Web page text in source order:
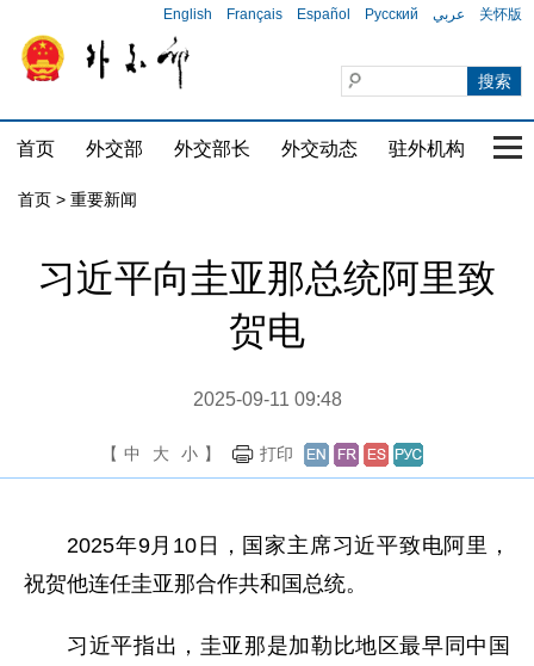
English Français Español Русский عربي 关怀版
首页 外交部 外交部长 外交动态 驻外机构 国
首页 > 重要新闻
习近平向圭亚那总统阿里致
贺电
2025-09-11 09:48
【 中 大 小 】 打印
2025年9月10日，国家主席习近平致电阿里，
祝贺他连任圭亚那合作共和国总统。
习近平指出，圭亚那是加勒比地区最早同中国